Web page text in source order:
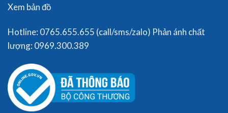
Xem bản đồ
Hotline: 0765.655.655 (call/sms/zalo) Phản ánh chất
lượng: 0969.300.389